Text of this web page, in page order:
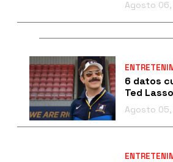
Agosto
6 datos
Ted Lasso
Agosto